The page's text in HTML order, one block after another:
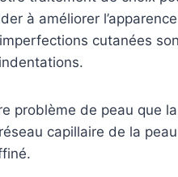
à améliorer
cutanées
problème de peau que
capillaire de la